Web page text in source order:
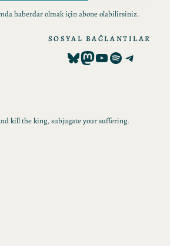
haberdar olmak için abone olabilirsiniz.
SOSYAL BAĞLANTILAR
Bluesky Mastodon YouTube Spotify Telegram
kill the king, subjugate your suffering.